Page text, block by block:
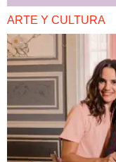
ARTE Y CULTURA